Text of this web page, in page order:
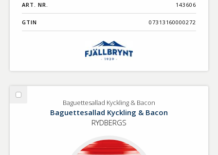
ART. NR. 143606
GTIN 07313160000272
Välj
BaguettesalladBaguettesallad Kyckling & Bacon
Baguettesallad Kyckling & Bacon
RYDBERGS